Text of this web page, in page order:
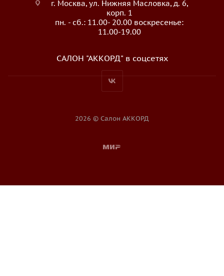
г. Москва, ул. Нижняя Масловка, д. 6,
корп. 1
пн. - сб.: 11.00- 20.00 воскресенье:
11.00-19.00
САЛОН "АККОРД" в соцсетях
2026 © Салон АККОРД